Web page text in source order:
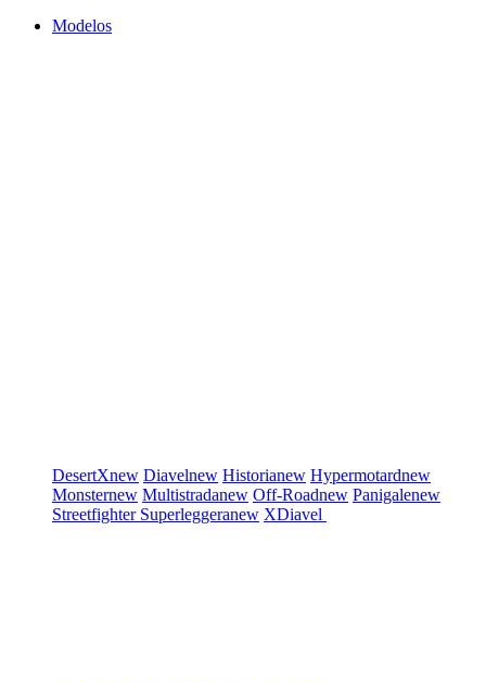
Modelos
DesertXnew Diavelnew Historianew Hypermotardnew
Monsternew Multistradanew Off-Roadnew Panigalenew
Streetfighter Superleggeranew XDiavel